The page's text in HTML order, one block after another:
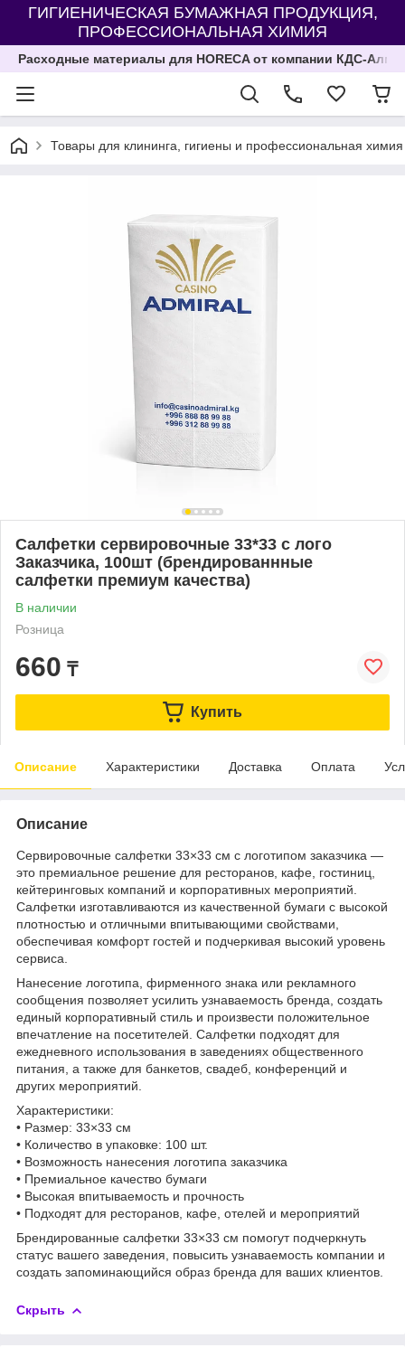
ГИГИЕНИЧЕСКАЯ БУМАЖНАЯ ПРОДУКЦИЯ,
ПРОФЕССИОНАЛЬНАЯ ХИМИЯ
Расходные материалы для HORECA от компании КДС-
Товары для клининга, гигиены и профессиональная химия
Салфетки сервировочные 33*33 с лого
Заказчика, 100шт (брендированнные
салфетки премиум качества)
В наличии
Розница
660 ₸
Купить
Описание Характеристики Доставка Оплата
Описание
Сервировочные салфетки 33×33 см с логотипом заказчика —
это премиальное решение для ресторанов, кафе, гостиниц,
кейтеринговых компаний и корпоративных мероприятий.
Салфетки изготавливаются из качественной бумаги с высокой
плотностью и отличными впитывающими свойствами,
обеспечивая комфорт гостей и подчеркивая высокий уровень
сервиса.
Нанесение логотипа, фирменного знака или рекламного
сообщения позволяет усилить узнаваемость бренда, создать
единый корпоративный стиль и произвести положительное
впечатление на посетителей. Салфетки подходят для
ежедневного использования в заведениях общественного
питания, а также для банкетов, свадеб, конференций и
других мероприятий.
Характеристики:
• Размер: 33×33 см
• Количество в упаковке: 100 шт.
• Возможность нанесения логотипа заказчика
• Премиальное качество бумаги
• Высокая впитываемость и прочность
• Подходят для ресторанов, кафе, отелей и мероприятий
Брендированные салфетки 33×33 см помогут подчеркнуть
статус вашего заведения, повысить узнаваемость компании и
создать запоминающийся образ бренда для ваших клиентов.
Скрыть